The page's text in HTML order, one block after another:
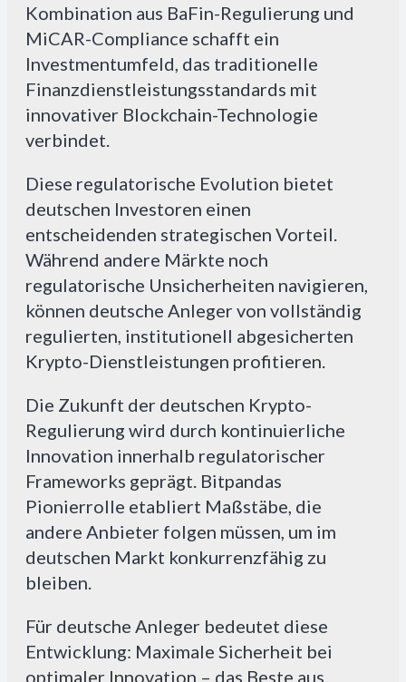
Kombination aus BaFin-Regulierung und
MiCAR-Compliance schafft ein
Investmentumfeld, das traditionelle
Finanzdienstleistungsstandards mit
innovativer Blockchain-Technologie
verbindet.
Diese regulatorische Evolution bietet
deutschen Investoren einen
entscheidenden strategischen Vorteil.
Während andere Märkte noch
regulatorische Unsicherheiten navigieren,
können deutsche Anleger von vollständig
regulierten, institutionell abgesicherten
Krypto-Dienstleistungen profitieren.
Die Zukunft der deutschen Krypto-
Regulierung wird durch kontinuierliche
Innovation innerhalb regulatorischer
Frameworks geprägt. Bitpandas
Pionierrolle etabliert Maßstäbe, die
andere Anbieter folgen müssen, um im
deutschen Markt konkurrenzfähig zu
bleiben.
Für deutsche Anleger bedeutet diese
Entwicklung: Maximale Sicherheit bei
optimaler Innovation – das Beste aus